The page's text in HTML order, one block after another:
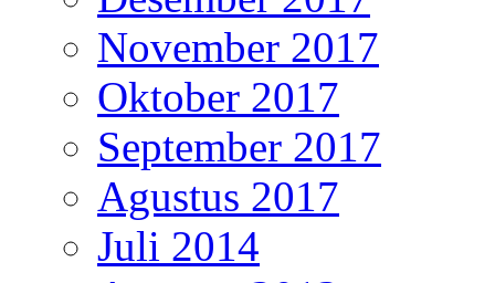
November 2017
Oktober 2017
September 2017
Agustus 2017
Juli 2014